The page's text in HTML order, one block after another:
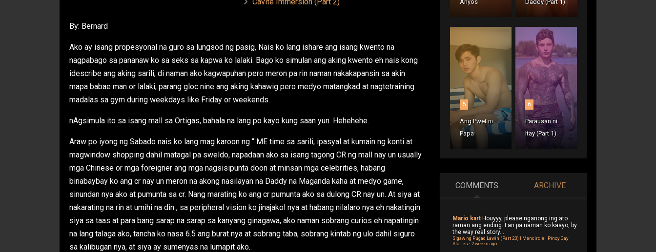
By: Bernard
Ako ay isang propesyonal na guro sa lungsod ng pasig, Nais ko lang ishare ang isang kwento na
nagpabago sa pananaw ko sa seks sa kapwa ko lalaki. Bago ko simulan ang aking kwento eh nais kong
idescribe ang aking sarili, di naman ako kagwapuhan pero meron pa rin naman nakakapansin sa akin
mapa babae man or lalaki, parang gloc nine ang aking kahawig pero medyo matangkad at nagtetraining
madalas sa gym during weekdays like Friday or weekends.
nAgsimula ito sa isang mall sa Ortigas, bahala na lang po kayo kung saan yun. Hehehehe.
Araw po iyong ng Sabado nais ko lang mag karoon ng “ ME time sa sarili, ipasyal at kumain ng konti at
magwindow shopping dahil matagal pa sweldo, napadaan ako sa isang tagong CR ng mall nay un usually
mga Chinese or mga foreigner ang mga nagsisipunta doon at minsan mga celebrities, habang
binabaybay ko ang cr nay un meron na akong nasilayan na Daddy na Maganda kaha at medyo game,
sinundan nya ako at pumunta sa cr. Nang marating ko ang cr pumunta ako sa dulong CR nay un. At siya at
nakarating na rin at umihi na din , sa peripheral vision ko jinajakol nya at habang nilalaro nya eh nakatingin
siya sa taas at para bang sarap na sarap sa kanyang ginagawa, ako naman sobrang curios eh napatingin
na lang talaga ako, tancha ko nasa 6.5 ang burat nya at sobrang taba, sobrang kintab ng ulo dahil siguro
sa kalibugan nya, at siya ay sumenyas na lumapit ako..
Anyos
Daddy (Part 1)
5
Ang Pwet ni
Papa
6
Parausan ni
Itay (Part 1)
COMMENTS ARCHIVE
Mario kart Houyyy, please nganong ing ato
raman ang ending. Fan pa naman ko kaayo, by
the way real story...
Sigaw ng Pugad Lawin (Part 23) | Mencircle | Pinoy Gay
Stories · 2 weeks ago